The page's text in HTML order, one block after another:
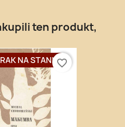
ten produkt,
NA STANIEfavorite_border